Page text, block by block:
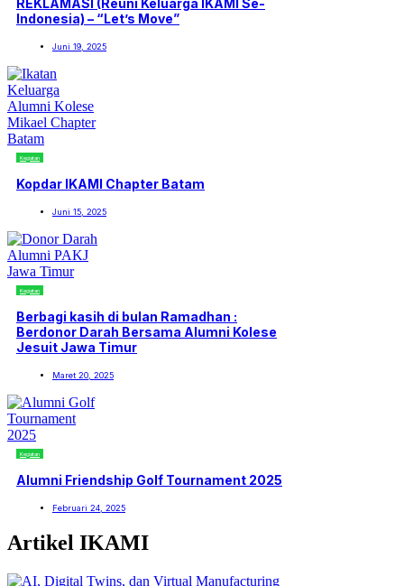
REKLAMASI (Reuni Keluarga IKAMI Se-
Indonesia) – “Let’s Move”
Juni 19, 2025
Kegiatan
Kopdar IKAMI Chapter Batam
Juni 15, 2025
Kegiatan
Berbagi kasih di bulan Ramadhan :
Berdonor Darah Bersama Alumni Kolese
Jesuit Jawa Timur
Maret 20, 2025
Kegiatan
Alumni Friendship Golf Tournament 2025
Februari 24, 2025
Artikel IKAMI